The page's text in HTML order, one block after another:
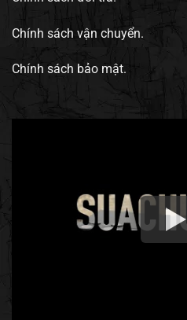
Chính sách vận chuyển.
Chính sách bảo mật.